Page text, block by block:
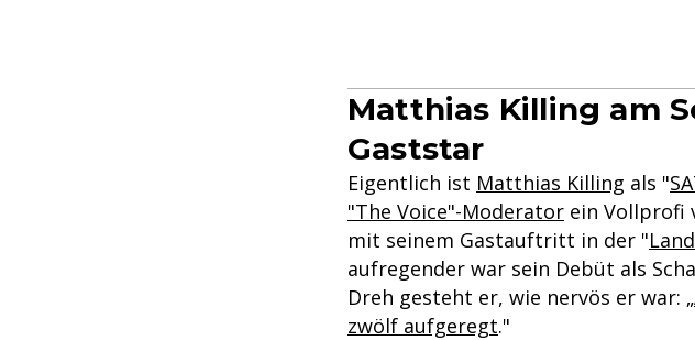
Matthias Killing am
Gaststar
Eigentlich ist Matthias Killing als "
"The Voice"-Moderator ein Vollprofi
mit seinem Gastauftritt in der "
aufregender war sein Debüt als
Dreh gesteht er, wie nervös er war: „
zwölf aufgeregt."